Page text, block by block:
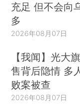
充足 但不会向
多
2026年08月07日
【我闻】光大
售背后隐情 多
败案被查
2026年08月07日